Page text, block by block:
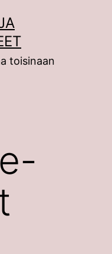
toisinaan